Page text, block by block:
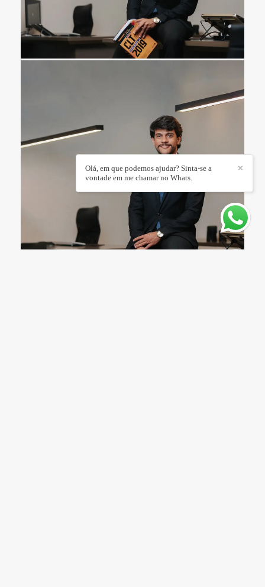
✕
Olá, em que podemos ajudar? Sinta-se a
vontade em me chamar no Whats.